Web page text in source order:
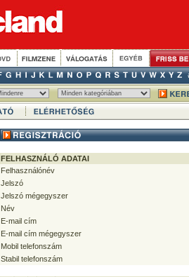
FELHASZNÁLÓ ADATAI
Felhasználónév
Jelszó
Jelszó mégegyszer
Név
E-mail cím
E-mail cím mégegyszer
Mobil telefonszám
Stabil telefonszám